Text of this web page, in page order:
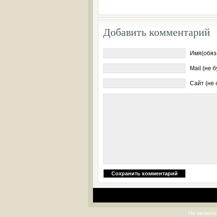
Добавить комментарий
Mail (не
Сайт (не
Не